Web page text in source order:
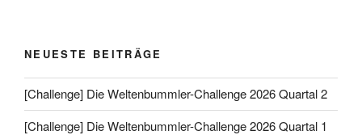
NEUESTE BEITRÄGE
[Challenge] Die Weltenbummler-Challenge 2026 Quartal 2
[Challenge] Die Weltenbummler-Challenge 2026 Quartal 1